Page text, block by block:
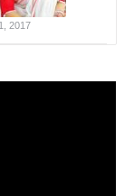
2017